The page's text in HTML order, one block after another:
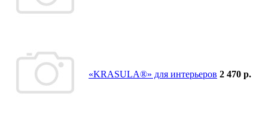
«KRASULA®» для интерьеров 2 470 р.